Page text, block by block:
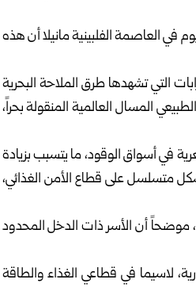
في العاصمة الفلبينية مانيلا أن هذه
التي تشهدها طرق الملاحة البحرية
المسال العالمية المنقولة بحراً،
في أسواق الوقود، ما يتسبب بزيادة
متسلسل على قطاع الأمن الغذائي،
أن الأسر ذات الدخل المحدود
لاسيما في قطاعي الغذاء والطاقة